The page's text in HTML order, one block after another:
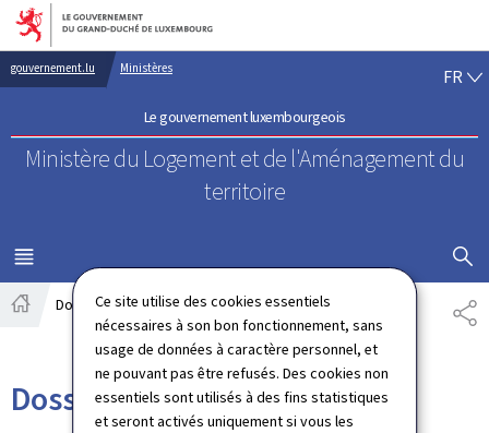
Ce site utilise des cookies essentiels
nécessaires à son bon fonctionnement, sans
usage de données à caractère personnel, et
ne pouvant pas être refusés. Des cookies non
essentiels sont utilisés à des fins statistiques
et seront activés uniquement si vous les
Aller au menu principal
Aller au contenu
gouvernement.lu Ministères
Le gouvernement luxembourgeois
Ministère du Logementet de l'Aménagement du
territoire
FR
MENU
PRINCIPAL
Dossiers
Dossiers